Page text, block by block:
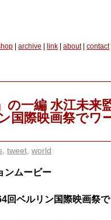
archive link about| contact
の一編 水江未来
国際映画祭でワ
tweet world
ンムービー
回ベルリン国際映画祭